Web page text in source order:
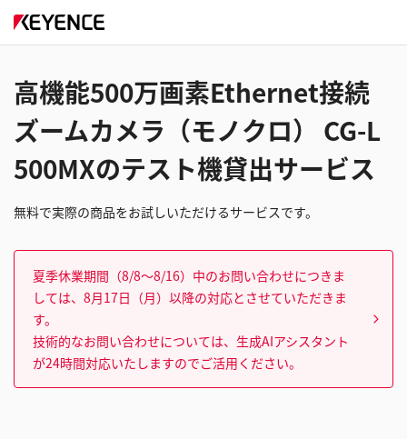
高機能500万画素Ethernet接続
ズームカメラ（モノクロ） CG-L
500MXのテスト機貸出サービス
無料で実際の商品をお試しいただけるサービスです。
夏季休業期間（8/8～8/16）中のお問い合わせにつきま
しては、8月17日（月）以降の対応とさせていただきま
す。
技術的なお問い合わせについては、生成AIアシスタント
が24時間対応いたしますのでご活用ください。